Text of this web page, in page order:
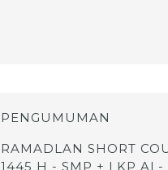
PENGUMUMAN
RAMADLAN SHORT
1445 H - SMP + LKP AL-